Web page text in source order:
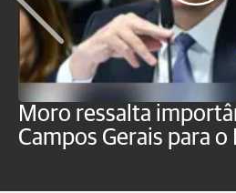
Moro ressalta
Campos Gerais para o